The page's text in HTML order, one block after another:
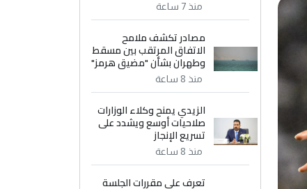
منذ 7 ساعة
مصادر تكشف ملامح
الاتفاق المرتقب بين مسقط
وطهران بشأن "مضيق هرمز"
منذ 8 ساعة
الزيدي يمنح وكلاء الوزارات
صلاحيات أوسع ويشدد على
تسريع الإنجاز
منذ 8 ساعة
تعرف على مقررات الجلسة